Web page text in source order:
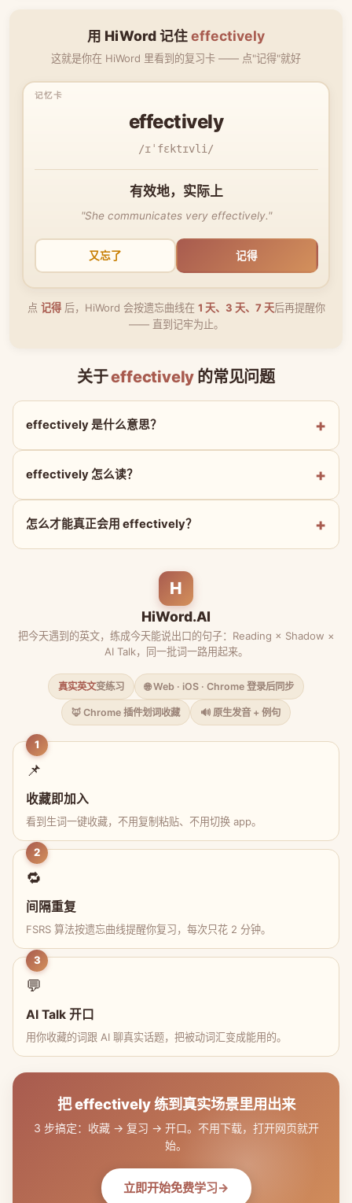
用 HiWord 记住effectively
这就是你在 HiWord 里看到的复习卡 —— 点"记得"就好
effectively
/ɪˈfɛktɪvli/
有效地，实际上
"She communicates very effectively."
又忘了 记得
点 记得后，HiWord 会按遗忘曲线在 1 天、3 天、7 天后再提醒你
—— 直到记牢为止。
关于effectively 的常见问题
effectively 是什么意思？
effectively 怎么读？
怎么才能真正会用 effectively？
H
HiWord.AI
把今天遇到的英文，练成今天能说出口的句子：Reading × Shadow ×
AI Talk，同一批词一路用起来。
真实英文变练习 🌐 Web · iOS · Chrome 登录后同步
🦊 Chrome 插件划词收藏 🔊 原生发音 + 例句
1
📌
收藏即加入
看到生词一键收藏，不用复制粘贴、不用切换 app。
2
🔁
间隔重复
FSRS 算法按遗忘曲线提醒你复习，每次只花 2 分钟。
3
💬
AI Talk 开口
用你收藏的词跟 AI 聊真实话题，把被动词汇变成能用的。
把 effectively 练到真实场景里用出来
3 步搞定：收藏 → 复习 → 开口。不用下载，打开网页就开
始。
立即开始免费学习